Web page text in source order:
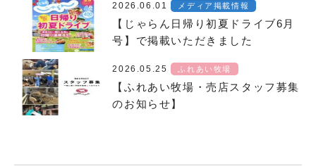
2026.06.01 メディア掲載情報
【じゃらん日帰り初夏ドライブ6月
号】で掲載いただきました
2026.05.25 ふれあい牧場
【ふれあい牧場・売店スタッフ募集
のお知らせ】